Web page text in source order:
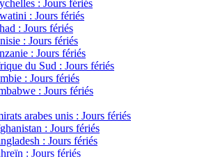
: Jours fériés
: Jours fériés
: Jours fériés
: Jours fériés
: Jours fériés
du Sud : Jours fériés
: Jours fériés
: Jours fériés
arabes unis : Jours fériés
: Jours fériés
: Jours fériés
: Jours fériés